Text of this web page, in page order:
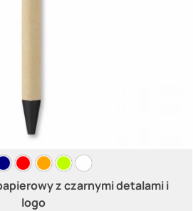
z czarnymi detalami i
logo